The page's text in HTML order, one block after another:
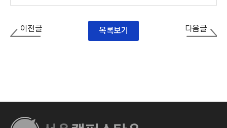
이전글 목록보기 다음글